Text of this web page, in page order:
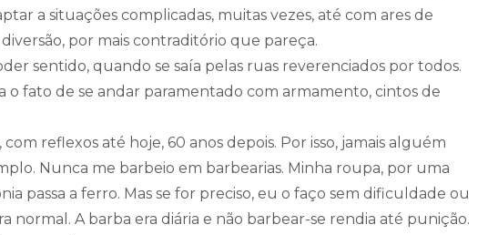
a situações complicadas, muitas vezes, até com ares de
por mais contraditório que pareça.
sentido, quando se saía pelas ruas reverenciados por todos.
o fato de se andar paramentado com armamento, cintos de
reflexos até hoje, 60 anos depois. Por isso, jamais alguém
Nunca me barbeio em barbearias. Minha roupa, por uma
passa a ferro. Mas se for preciso, eu o faço sem dificuldade ou
normal. A barba era diária e não barbear-se rendia até punição.